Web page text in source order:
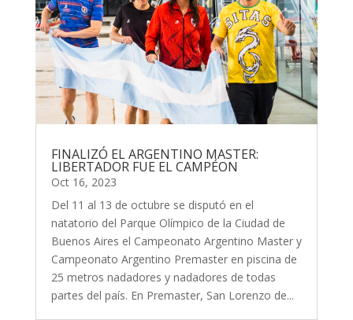
FINALIZÓ EL ARGENTINO MASTER:
LIBERTADOR FUE EL CAMPÉON
Oct 16, 2023
Del 11 al 13 de octubre se disputó en el
natatorio del Parque Olímpico de la Ciudad de
Buenos Aires el Campeonato Argentino Master y
Campeonato Argentino Premaster en piscina de
25 metros nadadores y nadadores de todas
partes del país. En Premaster, San Lorenzo de...